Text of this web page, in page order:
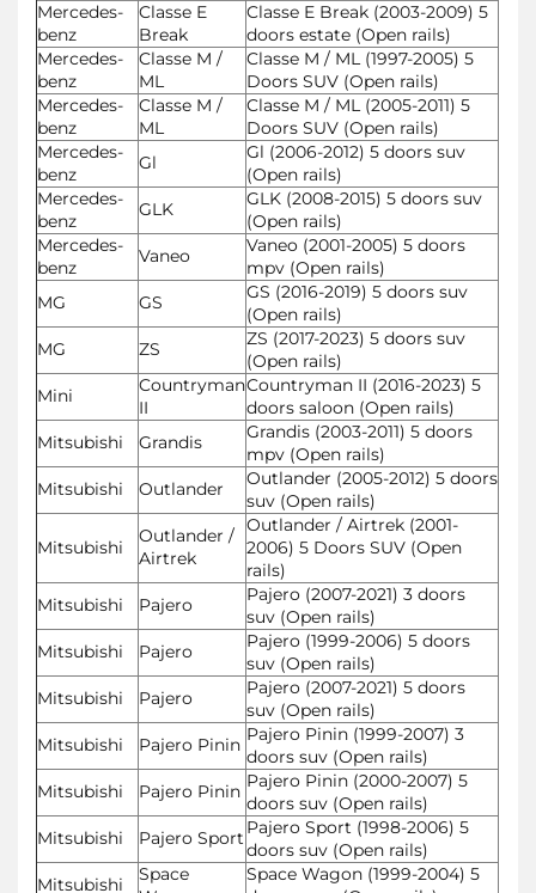
Mercedes-
benz
Classe E
Break
Classe E Break (2003-2009) 5
doors estate (Open rails)
Mercedes-
benz
Classe M /
ML
Classe M / ML (1997-2005) 5
Doors SUV (Open rails)
Mercedes-
benz
Classe M /
ML
Classe M / ML (2005-2011) 5
Doors SUV (Open rails)
Mercedes-
benz
Gl
Gl (2006-2012) 5 doors suv
(Open rails)
Mercedes-
benz
GLK
GLK (2008-2015) 5 doors suv
(Open rails)
Mercedes-
benz
Vaneo
Vaneo (2001-2005) 5 doors
mpv (Open rails)
MG
GS
GS (2016-2019) 5 doors suv
(Open rails)
MG
ZS
ZS (2017-2023) 5 doors suv
(Open rails)
Mini
Countryman
II
Countryman II (2016-2023) 5
doors saloon (Open rails)
Mitsubishi
Grandis
Grandis (2003-2011) 5 doors
mpv (Open rails)
Mitsubishi
Outlander
Outlander (2005-2012) 5 doors
suv (Open rails)
Mitsubishi
Outlander /
Airtrek
Outlander / Airtrek (2001-
2006) 5 Doors SUV (Open
rails)
Mitsubishi
Pajero
Pajero (2007-2021) 3 doors
suv (Open rails)
Mitsubishi
Pajero
Pajero (1999-2006) 5 doors
suv (Open rails)
Mitsubishi
Pajero
Pajero (2007-2021) 5 doors
suv (Open rails)
Mitsubishi
Pajero Pinin Pajero Pinin (1999-2007) 3
doors suv (Open rails)
Mitsubishi
Pajero Pinin Pajero Pinin (2000-2007) 5
doors suv (Open rails)
Mitsubishi
Pajero Sport Pajero Sport (1998-2006) 5
doors suv (Open rails)
Mitsubishi
Space
Space Wagon (1999-2004) 5